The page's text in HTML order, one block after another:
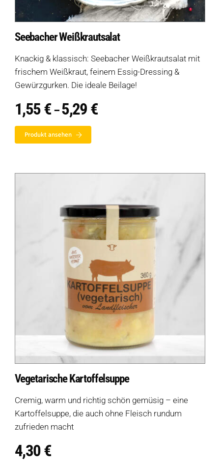
Seebacher Weißkrautsalat
Knackig & klassisch: Seebacher Weißkrautsalat mit
frischem Weißkraut, feinem Essig-Dressing &
Gewürzgurken. Die ideale Beilage!
1,55€ –5,29 €Preisspanne:
1,55 €
Produkt ansehen
Vegetarische Kartoffelsuppe
Cremig, warm und richtig schön gemüsig – eine
Kartoffelsuppe, die auch ohne Fleisch rundum
zufrieden macht
4,30€